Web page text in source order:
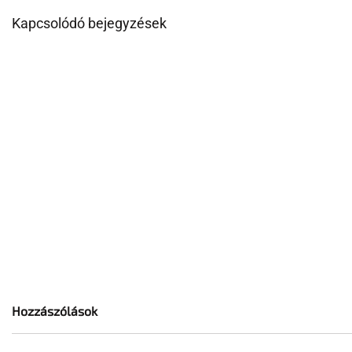
Kapcsolódó bejegyzések
Hozzászólások